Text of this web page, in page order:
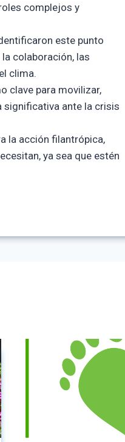
complejos y
este punto
colaboración, las
clima.
clave para movilizar,
significativa ante la crisis
la acción filantrópica,
ya sea que estén